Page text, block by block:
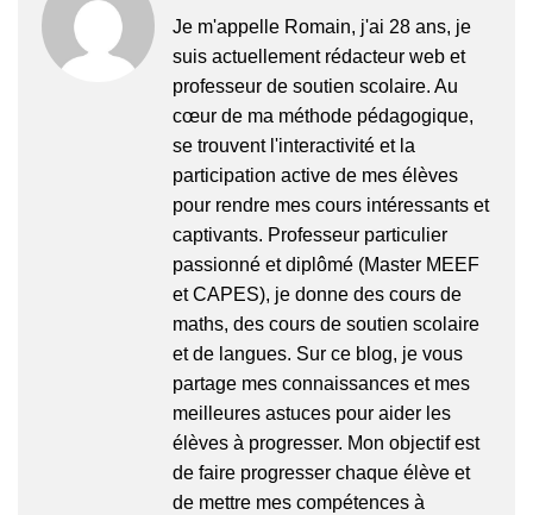
Je m'appelle Romain, j'ai 28 ans, je
suis actuellement rédacteur web et
professeur de soutien scolaire. Au
cœur de ma méthode pédagogique,
se trouvent l'interactivité et la
participation active de mes élèves
pour rendre mes cours intéressants et
captivants. Professeur particulier
passionné et diplômé (Master MEEF
et CAPES), je donne des cours de
maths, des cours de soutien scolaire
et de langues. Sur ce blog, je vous
partage mes connaissances et mes
meilleures astuces pour aider les
élèves à progresser. Mon objectif est
de faire progresser chaque élève et
de mettre mes compétences à